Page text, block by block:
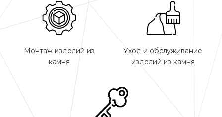
Монтаж изделий из
камня
Уход и обслуживание
изделий из камня